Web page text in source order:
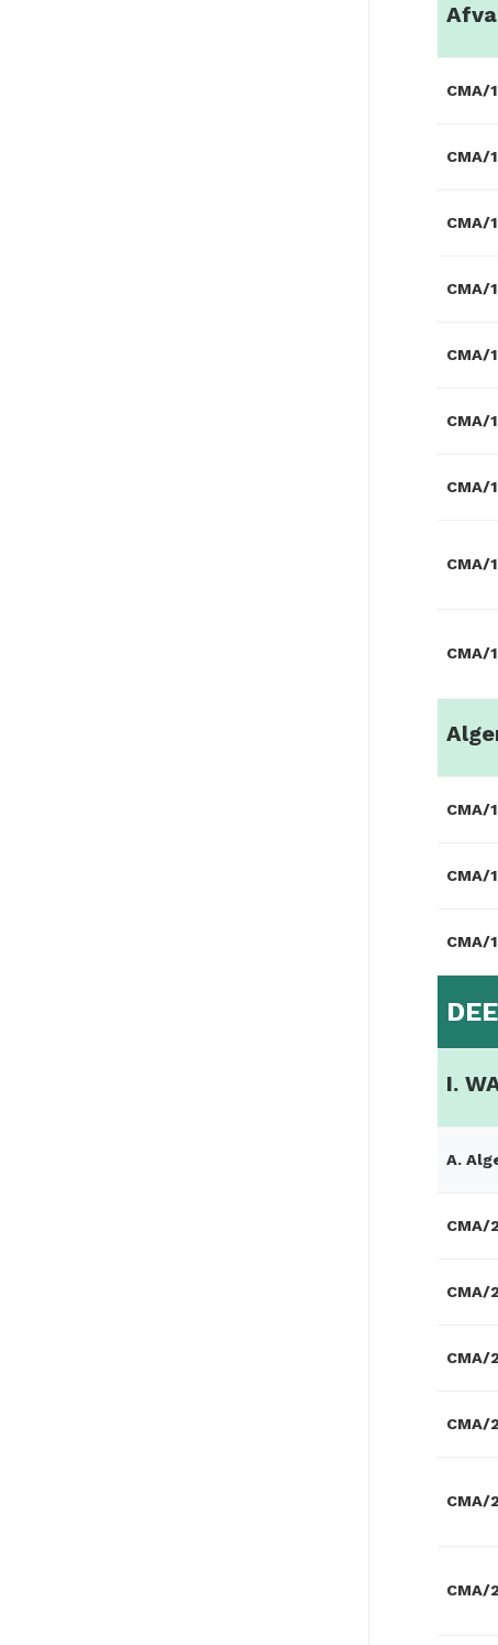
CMA/
CMA/
CMA/
CMA/
CMA/
CMA/
CMA/
CMA/
CMA/
CMA/
CMA/
CMA/
I.
A.
CMA/
CMA/
CMA/
CMA/
CMA/
CMA/